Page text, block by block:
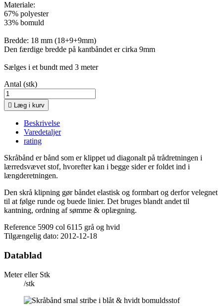
Materiale:
67% polyester
33% bomuld
Bredde: 18 mm (18+9+9mm)
Den færdige bredde på kantbåndet er cirka 9mm
Sælges i et bundt med 3 meter
Antal (stk)
 Læg i kurv
Beskrivelse
Varedetaljer
rating
Skråbånd er bånd som er klippet ud diagonalt på trådretningen i
lærredsvævet stof, hvorefter kan i begge sider er foldet ind i
længderetningen.
Den skrå klipning gør båndet elastisk og formbart og derfor velegnet
til at følge runde og buede linier. Det bruges blandt andet til
kantning, ordning af sømme & oplægning.
Reference 5909 col 6115 grå og hvid
Tilgængelig dato: 2012-12-18
Datablad
Meter eller Stk
/stk